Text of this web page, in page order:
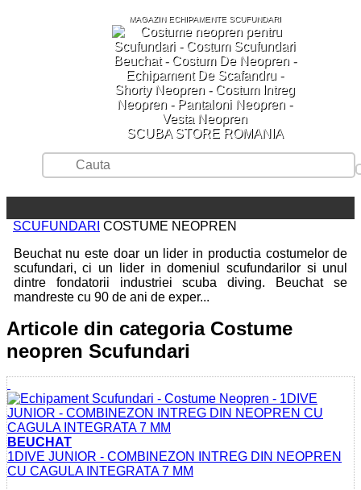
MAGAZIN ECHIPAMENTE SCUFUNDARI
SCUBA STORE ROMANIA
SCUFUNDARI COSTUME NEOPREN
Beuchat nu este doar un lider in productia costumelor de
scufundari, ci un lider in domeniul scufundarilor si unul
dintre fondatorii industriei scuba diving. Beuchat se
mandreste cu 90 de ani de exper...
Articole din categoria Costume
neopren Scufundari
BEUCHAT
1DIVE JUNIOR - COMBINEZON INTREG DIN NEOPREN
CU CAGULA INTEGRATA 7 MM